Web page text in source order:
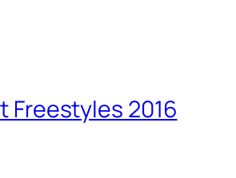
Freestyles 2016